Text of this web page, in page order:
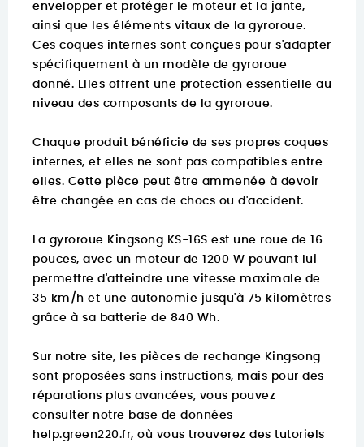
envelopper et protéger le moteur et la jante,
ainsi que les éléments vitaux de la gyroroue.
Ces coques internes sont conçues pour s'adapter
spécifiquement à un modèle de gyroroue
donné. Elles offrent une protection essentielle au
niveau des composants de la gyroroue.
Chaque produit bénéficie de ses propres coques
internes, et elles ne sont pas compatibles entre
elles. Cette pièce peut être ammenée à devoir
être changée en cas de chocs ou d'accident.
La gyroroue Kingsong KS-16S est une roue de 16
pouces, avec un moteur de 1200 W pouvant lui
permettre d'atteindre une vitesse maximale de
35 km/h et une autonomie jusqu'à 75 kilomètres
grâce à sa batterie de 840 Wh.
Sur notre site, les pièces de rechange Kingsong
sont proposées sans instructions, mais pour des
réparations plus avancées, vous pouvez
consulter notre base de données
help.green220.fr, où vous trouverez des tutoriels